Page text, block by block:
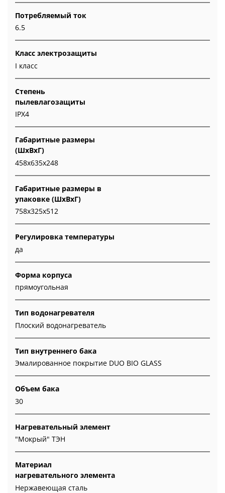
Потребляемый ток
6.5
Класс электрозащиты
I класс
Степень
пылевлагозащиты
IPX4
Габаритные размеры
(ШxВxГ)
458x635x248
Габаритные размеры в
упаковке (ШxВxГ)
758x325x512
Регулировка температуры
да
Форма корпуса
прямоугольная
Тип водонагревателя
Плоский водонагреватель
Тип внутреннего бака
Эмалированное покрытие DUO BIO GLASS
Объем бака
30
Нагревательный элемент
"Мокрый" ТЭН
Материал
нагревательного элемента
Нержавеющая сталь